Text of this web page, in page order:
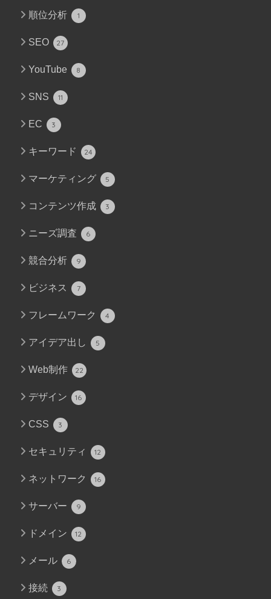
順位分析 1
SEO 27
YouTube 8
SNS 11
EC 3
キーワード 24
マーケティング 5
コンテンツ作成 3
ニーズ調査 6
競合分析 9
ビジネス 7
フレームワーク 4
アイデア出し 5
Web制作 22
デザイン 16
CSS 3
セキュリティ 12
ネットワーク 16
サーバー 9
ドメイン 12
メール 6
接続 3